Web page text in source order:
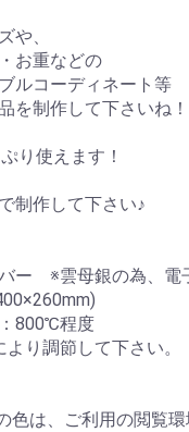
や、
お重などの
ルコーディネート等
を制作して下さいね！
り使えます！
制作して下さい♪
バー ※雲母銀の為、電
800℃程度
り調節して下さい。
色は、ご利用の閲覧